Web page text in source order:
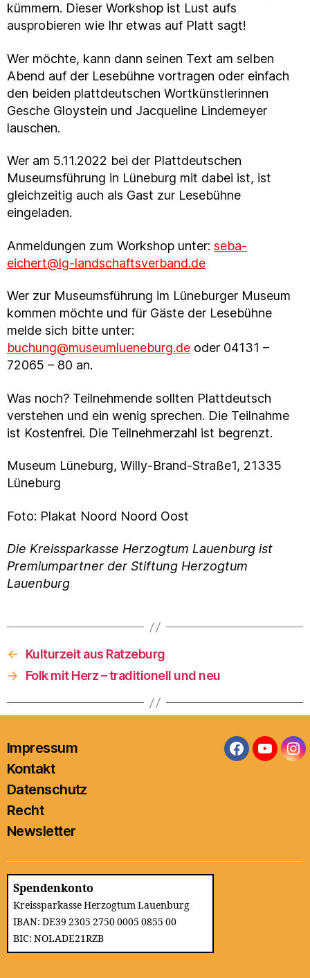
kümmern. Dieser Workshop ist Lust aufs
ausprobieren wie Ihr etwas auf Platt sagt!
Wer möchte, kann dann seinen Text am selben
Abend auf der Lesebühne vortragen oder einfach
den beiden plattdeutschen Wortkünstlerinnen
Gesche Gloystein und Jacqueline Lindemeyer
lauschen.
Wer am 5.11.2022 bei der Plattdeutschen
Museumsführung in Lüneburg mit dabei ist, ist
gleichzeitig auch als Gast zur Lesebühne
eingeladen.
Anmeldungen zum Workshop unter: seba-
eichert@lg-landschaftsverband.de
Wer zur Museumsführung im Lüneburger Museum
kommen möchte und für Gäste der Lesebühne
melde sich bitte unter:
buchung@museumlueneburg.de oder 04131 –
72065 – 80 an.
Was noch? Teilnehmende sollten Plattdeutsch
verstehen und ein wenig sprechen. Die Teilnahme
ist Kostenfrei. Die Teilnehmerzahl ist begrenzt.
Museum Lüneburg, Willy-Brand-Straße1, 21335
Lüneburg
Foto: Plakat Noord Noord Oost
Die Kreissparkasse Herzogtum Lauenburg ist
Premiumpartner der Stiftung Herzogtum
Lauenburg
←
Kulturzeit aus Ratzeburg
→
Folk mit Herz – traditionell und neu
Impressum
Kontakt
Datenschutz
Recht
Newsletter
Facebook
Spendenkonto
Kreissparkasse Herzogtum Lauenburg
IBAN: DE39 2305 2750 0005 0855 00
BIC: NOLADE21RZB